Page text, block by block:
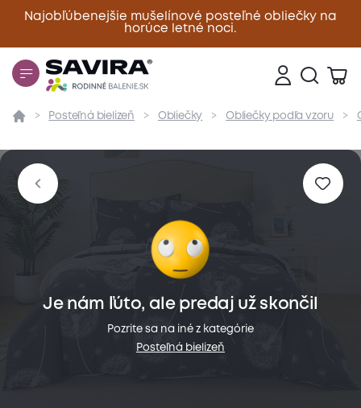
Najobľúbenejšie mušelínové posteľné obliečky na
horúce letné noci.
Zavrieť
Prehľad Parametre Popis produktu
Posteľná bielizeň Obliečky Obliečky podľa vzoru
Je nám ľúto, ale predaj už skončil
Pozrite sa na iné z kategórie
Posteľná bielizeň